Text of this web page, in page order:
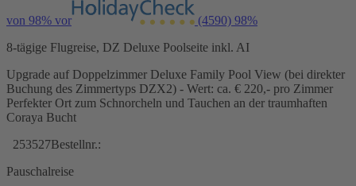
von 98% vor (4590) 98%
8-tägige Flugreise, DZ Deluxe Poolseite inkl. AI
Upgrade auf Doppelzimmer Deluxe Family Pool View (bei direkter
Buchung des Zimmertyps DZX2) - Wert: ca. € 220,- pro Zimmer
Perfekter Ort zum Schnorcheln und Tauchen an der traumhaften
Coraya Bucht
253527Bestellnr.:
Pauschalreise